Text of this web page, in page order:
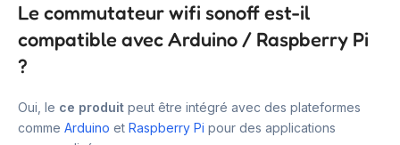
Le commutateur wifi sonoff est-il
compatible avec Arduino / Raspberry Pi
?
Oui, le ce produit peut être intégré avec des plateformes
comme Arduino et Raspberry Pi pour des applications